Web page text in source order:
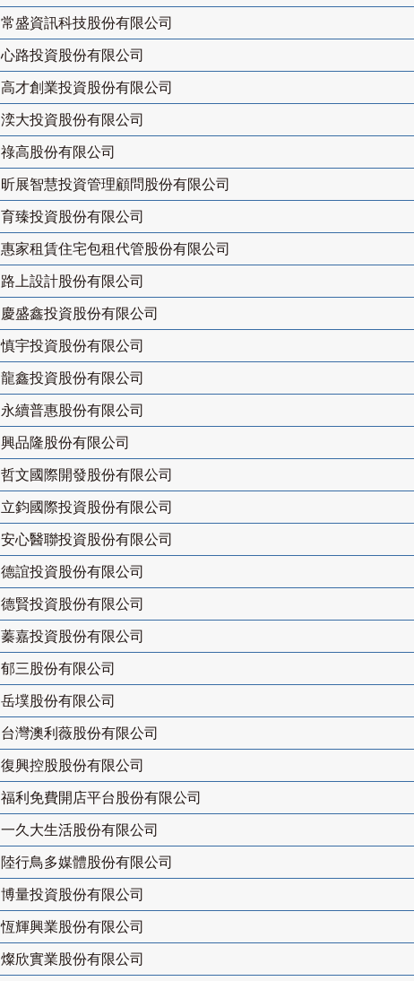
常盛資訊科技股份有限公司
心路投資股份有限公司
高才創業投資股份有限公司
湙大投資股份有限公司
祿高股份有限公司
昕展智慧投資管理顧問股份有限公司
育臻投資股份有限公司
惠家租賃住宅包租代管股份有限公司
路上設計股份有限公司
慶盛鑫投資股份有限公司
慎宇投資股份有限公司
龍鑫投資股份有限公司
永續普惠股份有限公司
興品隆股份有限公司
哲文國際開發股份有限公司
立鈞國際投資股份有限公司
安心醫聯投資股份有限公司
德誼投資股份有限公司
德賢投資股份有限公司
蓁嘉投資股份有限公司
郁三股份有限公司
岳墣股份有限公司
台灣澳利薇股份有限公司
復興控股股份有限公司
福利免費開店平台股份有限公司
一久大生活股份有限公司
陸行鳥多媒體股份有限公司
博量投資股份有限公司
恆輝興業股份有限公司
燦欣實業股份有限公司